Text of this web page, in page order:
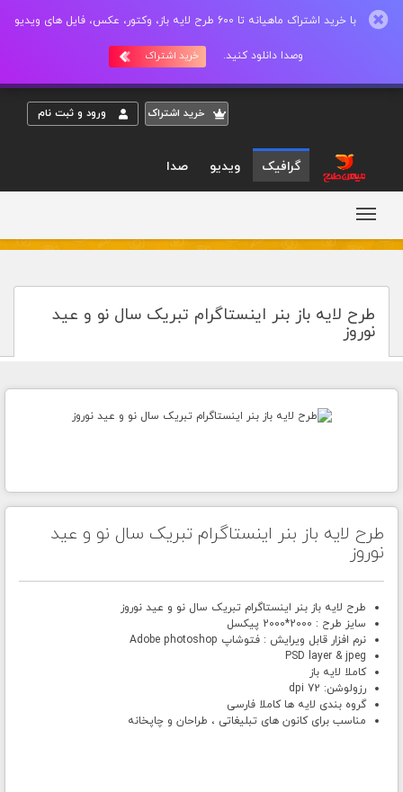
با خرید اشتراک ماهیانه تا 600 طرح لایه باز، وکتور، عکس، فایل های ویدیو
وصدا دانلود کنید. خرید اشتراک
خريد اشتراک ورود و ثبت نام
گرافیک ویدیو صدا
طرح لایه باز بنر اینستاگرام تبریک سال نو و عید
نوروز
طرح لایه باز بنر اینستاگرام تبریک سال نو و عید
نوروز
طرح لایه باز بنر اینستاگرام تبریک سال نو و عید نوروز
سایز طرح : 2000*2000 پیکسل
نرم افزار قابل ویرایش : فتوشاپ Adobe photoshop
PSD layer & jpeg
کاملا لایه باز
رزولوشن: 72 dpi
گروه بندی لایه ها کاملا فارسی
مناسب برای کانون های تبلیغاتی ، طراحان و چاپخانه